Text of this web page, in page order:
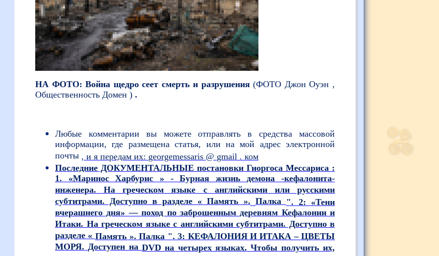
НА ФОТО: Война щедро сеет смерть и разрушения(ФОТО Джон Оуэн ,
Общественность Домен ) .
Любые комментарии вы можете отправлять в средства массовой
информации, где размещена статья, или на мой адрес электронной
почты , и я передам их: georgemessaris @ gmail . ком
Последние ДОКУМЕНТАЛЬНЫЕ постановки Гиоргоса Мессариса :
1. «Маринос Харбурис » - Бурная жизнь демона -кефалонита-
инженера. На греческом языке с английскими или русскими
субтитрами. Доступно в разделе « Память ». Палка". 2: «Тени
вчерашнего дня» — поход по заброшенным деревням Кефалонии и
Итаки. На греческом языке с английскими субтитрами. Доступно в
разделе «Память ». Палка ". 3: КЕФАЛОНИЯ И ИТАКА – ЦВЕТЫ
МОРЯ. Доступен наDVD на четырех языках. Чтобы получить их,